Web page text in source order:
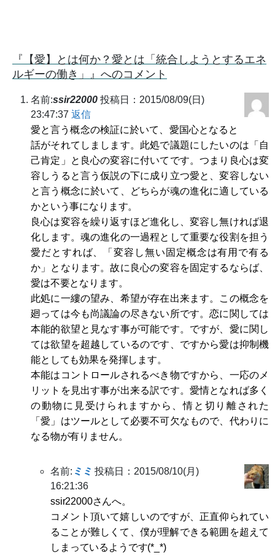
『【愛】とは何か？愛とは「統合しようとするエネ
ルギーの働き」』へのコメント
名前:ssir22000 投稿日：2015/08/09(日)
23:47:37 返信
愛と言う概念の検証に於いて、愛国心となると
話がそれてしまします。此処で議題にしたいのは「自
己肯定」と良心の変容に付いてです。つまり良心は変
容しうると言う仮説の下に成り立つ愛と、変容しない
と言う概念に於いて、どちらが魂の進化に適している
かという事になります。
良心は変容を繰り返すほど進化し、変容し無ければ退
化します。魂の進化の一過程として重要な役割を担う
愛だとすれば、「変容し無い固定概念は有用で有る
か」となります。故に良心の変容を固定するならば、
愛は不要となります。
此処に一縷の望み、希望が存在出来ます。この概念を
廻っては今も尚議論の尽きない所です。恋に関しては
本能的欲望と見なす事が可能です。ですが、愛に関し
ては欲望を超越しているのです、ですから愛は抑制機
能としても効果を発揮します。
本能はコントロールされるべき物ですから、一応のメ
リットを見出す事が出来る訳です。愛情となれば多く
の動物に見受けられますから、情と切り離された
「愛」はツールとして必要不可欠なもので、代わりに
なる物が有りません。
名前: ミミ 投稿日：2015/08/10(月)
16:21:36
ssir22000さんへ。
コメント頂いて嬉しいのですが、正直仰られてい
ることが難しくて、僕が理解できる範囲を超えて
しまっているようです(*_*)